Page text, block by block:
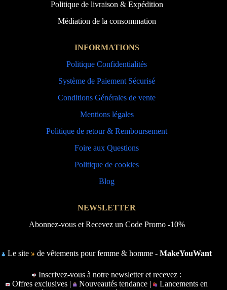
Politique de livraison & Expédition
Médiation de la consommation
INFORMATIONS
Politique Confidentialités
Système de Paiement Sécurisé
Conditions Générales de vente
Mentions légales
Politique de retour & Remboursement
Foire aux Questions
Politique de cookies
Blog
NEWSLETTER
Abonnez-vous et Recevez un Code Promo -10%
Le site de vêtements pour femme & homme -MakeYouWant
Inscrivez-vous à notre newsletter et recevez :
Offres exclusives |
Nouveautés tendance |
Lancements en